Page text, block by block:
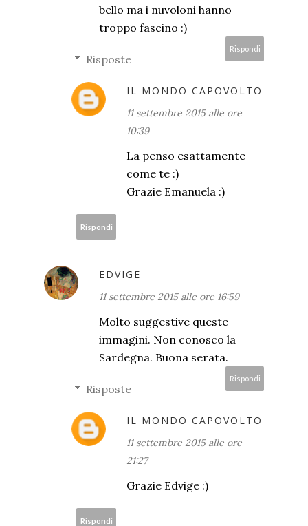
bello ma i nuvoloni hanno
troppo fascino :)
Rispondi
Risposte
IL MONDO CAPOVOLTO
11 settembre 2015 alle ore
10:39
La penso esattamente
come te :)
Grazie Emanuela :)
Rispondi
EDVIGE
11 settembre 2015 alle ore 16:59
Molto suggestive queste
immagini. Non conosco la
Sardegna. Buona serata.
Rispondi
Risposte
IL MONDO CAPOVOLTO
11 settembre 2015 alle ore
21:27
Grazie Edvige :)
Rispondi